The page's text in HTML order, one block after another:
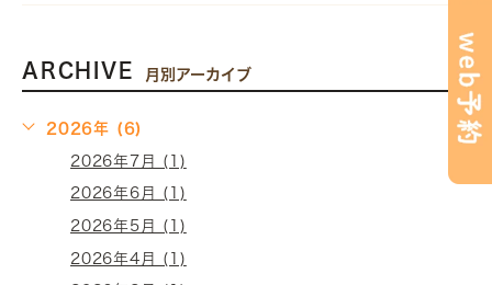
ARCHIVE 月別アーカイブ
2026年 (6)
2026年7月 (1)
2026年6月 (1)
2026年5月 (1)
2026年4月 (1)